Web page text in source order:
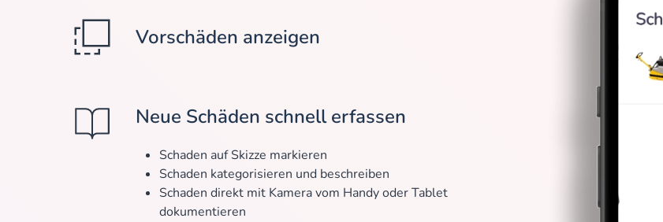
Vorschäden anzeigen
Neue Schäden schnell erfassen
Schaden auf Skizze markieren
Schaden kategorisieren und beschreiben
Schaden direkt mit Kamera vom Handy oder Tablet
dokumentieren